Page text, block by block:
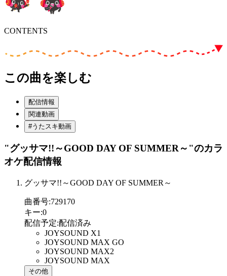
CONTENTS
この曲を楽しむ
配信情報
関連動画
#うたスキ動画
"グッサマ!!～GOOD DAY OF SUMMER～"のカラ
オケ配信情報
グッサマ!!～GOOD DAY OF SUMMER～
曲番号:729170
キー:0
配信予定:配信済み
JOYSOUND X1
JOYSOUND MAX GO
JOYSOUND MAX2
JOYSOUND MAX
その他